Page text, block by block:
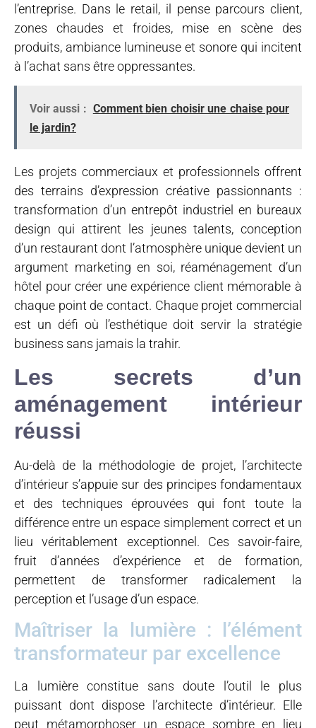
l’entreprise. Dans le retail, il pense parcours client,
zones chaudes et froides, mise en scène des
produits, ambiance lumineuse et sonore qui incitent
à l’achat sans être oppressantes.
Voir aussi : Comment bien choisir une chaise pour
le jardin?
Les projets commerciaux et professionnels offrent
des terrains d’expression créative passionnants :
transformation d’un entrepôt industriel en bureaux
design qui attirent les jeunes talents, conception
d’un restaurant dont l’atmosphère unique devient un
argument marketing en soi, réaménagement d’un
hôtel pour créer une expérience client mémorable à
chaque point de contact. Chaque projet commercial
est un défi où l’esthétique doit servir la stratégie
business sans jamais la trahir.
Les secrets d’un
aménagement intérieur
réussi
Au-delà de la méthodologie de projet, l’architecte
d’intérieur s’appuie sur des principes fondamentaux
et des techniques éprouvées qui font toute la
différence entre un espace simplement correct et un
lieu véritablement exceptionnel. Ces savoir-faire,
fruit d’années d’expérience et de formation,
permettent de transformer radicalement la
perception et l’usage d’un espace.
Maîtriser la lumière : l’élément
transformateur par excellence
La lumière constitue sans doute l’outil le plus
puissant dont dispose l’architecte d’intérieur. Elle
peut métamorphoser un espace sombre en lieu